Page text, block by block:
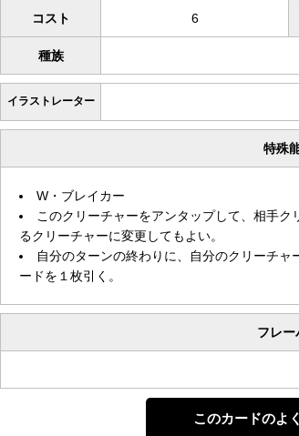
コスト 6
種族
イラストレーター
特殊
W・ブレイカー
このクリーチャーをアンタップして、相手
るクリーチャーに変更してもよい。
自分のターンの終わりに、自分のクリーチ
ードを１枚引く。
フレー
このカードのよ